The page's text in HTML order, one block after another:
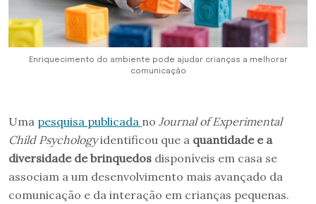
Enriquecimento do ambiente pode ajudar crianças a melhorar
comunicação
Uma pesquisa publicada no Journal of Experimental
Child Psychologyidentificou que a quantidade e a
diversidade de brinquedos disponíveis em casa se
associam a um desenvolvimento mais avançado da
comunicação e da interação em crianças pequenas.